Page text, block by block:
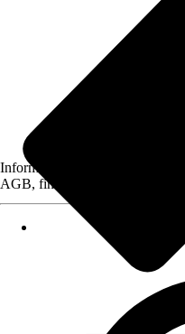
Informationen des Verkäufers,
AGB, finden Sie bei Klick auf